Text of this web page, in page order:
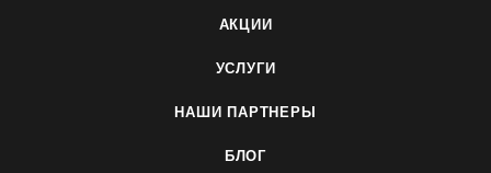
АКЦИИ
УСЛУГИ
НАШИ ПАРТНЕРЫ
БЛОГ